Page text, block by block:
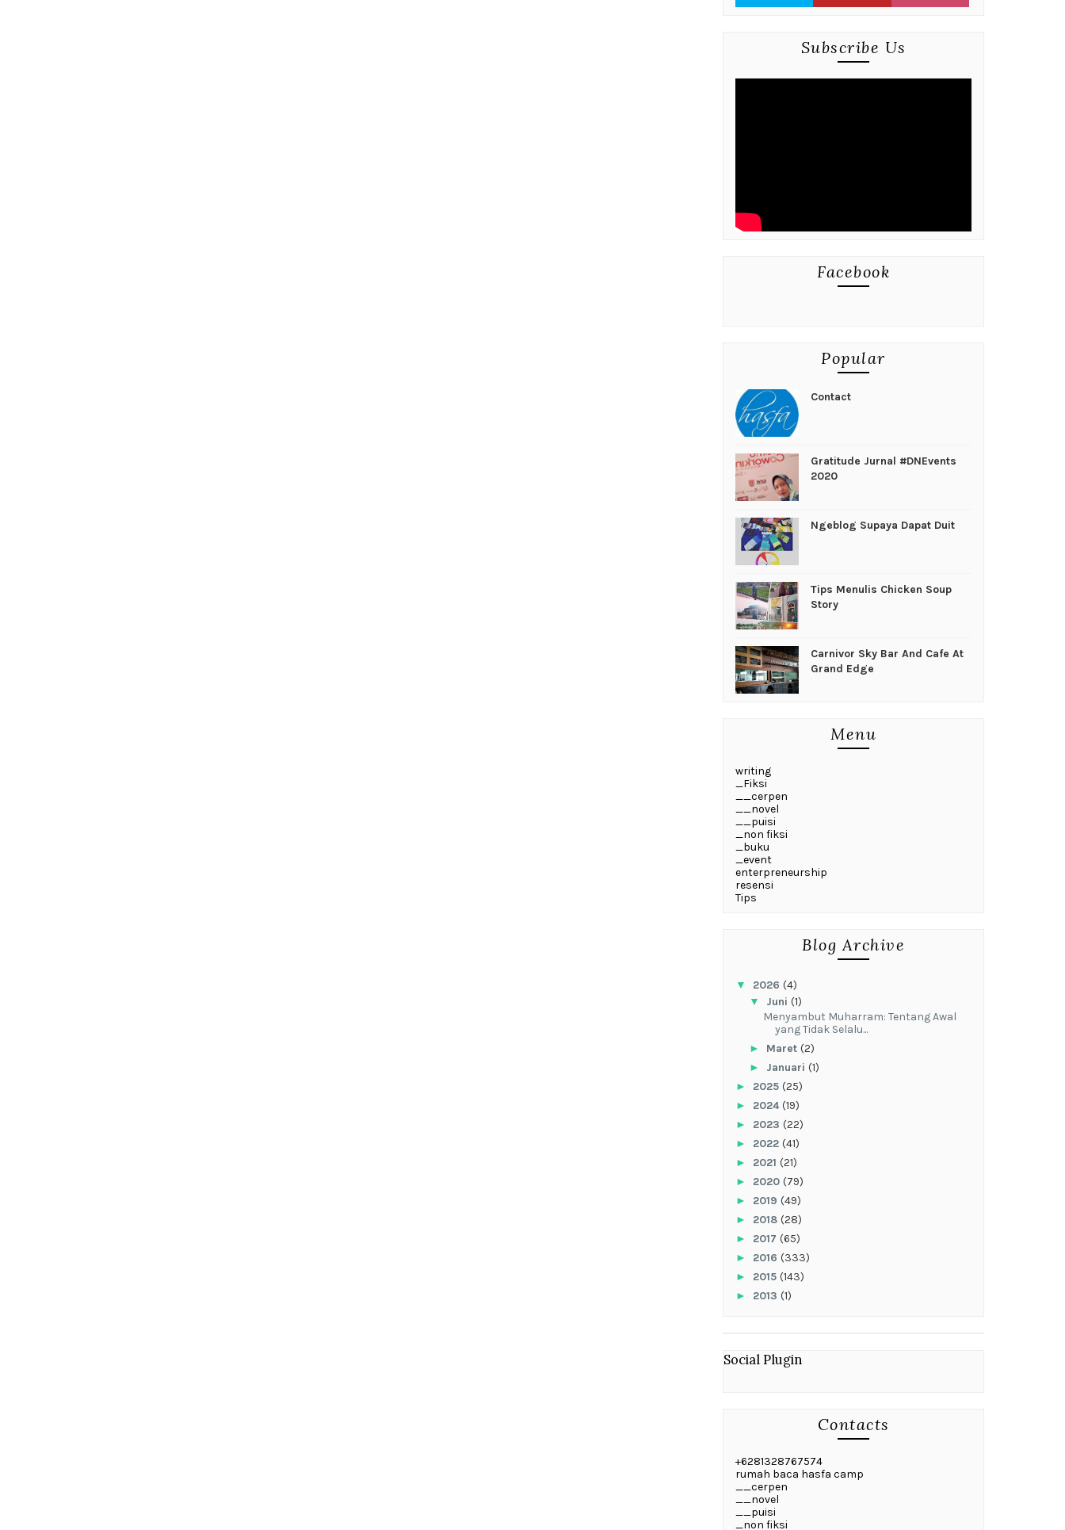
Subscribe Us
Facebook
Popular
Contact
Gratitude Jurnal #DNEvents
2020
Ngeblog Supaya Dapat Duit
Tips Menulis Chicken Soup
Story
Carnivor Sky Bar And Cafe At
Grand Edge
Menu
writing
_Fiksi
__cerpen
__novel
__puisi
_non fiksi
_buku
_event
enterpreneurship
resensi
Tips
Blog Archive
▼ 2026 (4)
▼ Juni (1)
Menyambut Muharram: Tentang Awal
yang Tidak Selalu...
► Maret (2)
► Januari (1)
► 2025 (25)
► 2024(19)
► 2023 (22)
► 2022 (41)
► 2021 (21)
► 2020 (79)
► 2019 (49)
► 2018 (28)
► 2017 (65)
► 2016 (333)
► 2015 (143)
► 2013 (1)
Social Plugin
Contacts
+6281328767574
rumah baca hasfa camp
__cerpen
__novel
__puisi
_non fiksi